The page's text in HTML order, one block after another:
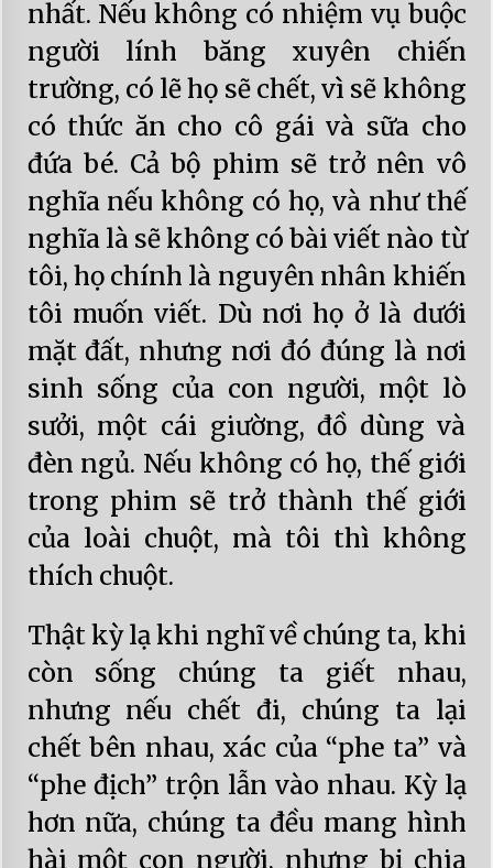
nhất. Nếu không có nhiệm vụ buộc
người lính băng xuyên chiến
trường, có lẽ họ sẽ chết, vì sẽ không
có thức ăn cho cô gái và sữa cho
đứa bé. Cả bộ phim sẽ trở nên vô
nghĩa nếu không có họ, và như thế
nghĩa là sẽ không có bài viết nào từ
tôi, họ chính là nguyên nhân khiến
tôi muốn viết. Dù nơi họ ở là dưới
mặt đất, nhưng nơi đó đúng là nơi
sinh sống của con người, một lò
sưởi, một cái giường, đồ dùng và
đèn ngủ. Nếu không có họ, thế giới
trong phim sẽ trở thành thế giới
của loài chuột, mà tôi thì không
thích chuột.
Thật kỳ lạ khi nghĩ về chúng ta, khi
còn sống chúng ta giết nhau,
nhưng nếu chết đi, chúng ta lại
chết bên nhau, xác của “phe ta” và
“phe địch” trộn lẫn vào nhau. Kỳ lạ
hơn nữa, chúng ta đều mang hình
hài một con người, nhưng bị chia